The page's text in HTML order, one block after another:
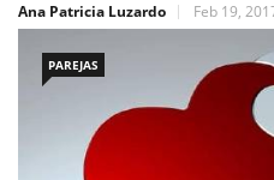
Ana Patricia Luzardo
Feb 19,
PAREJAS